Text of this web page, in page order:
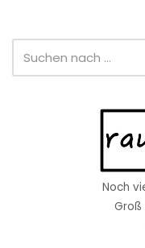
Noch
Groß